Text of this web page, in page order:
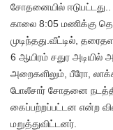
சோதனையில் ஈடுபட்டது..
காலை 8:05 மணிக்கு
முடிந்தது.வீட்டில்,
6 ஆயிரம் சதுர
அறைகளிலும், பீரோ,
போலீசார் சோதனை
கைப்பற்றப்பட்டன என்ற
மறுத்துவிட்டனர்.